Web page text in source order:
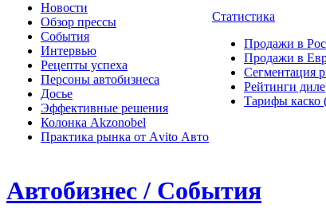
Новости
Обзор прессы
События
Интервью
Рецепты успеха
Персоны автобизнеса
Досье
Эффективные решения
Колонка Akzonobel
Практика рынка от Аvito Авто
Статистика
Продажи в
Продажи в
Сегментация
Рейтинги
Тарифы
Автобизнес / События